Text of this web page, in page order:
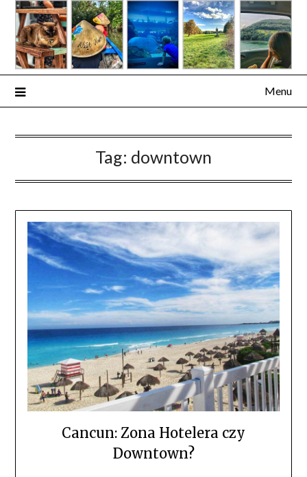
Skip
content
Menu
Tag: downtown
Cancun: Zona Hotelera czy
Downtown?